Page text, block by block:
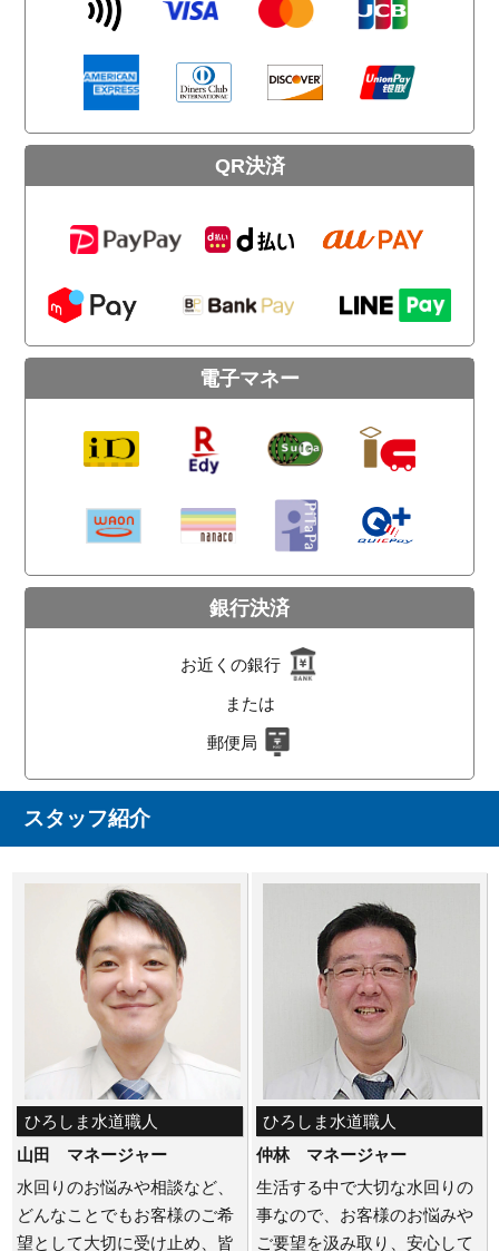
QR決済
電子マネー
銀行決済
お近くの銀行
または
郵便局
スタッフ紹介
ひろしま水道職人
山田 マネージャー
水回りのお悩みや相談など、
どんなことでもお客様のご希
望として大切に受け止め、皆
ひろしま水道職人
仲林 マネージャー
生活する中で大切な水回りの
事なので、お客様のお悩みや
ご要望を汲み取り、安心して